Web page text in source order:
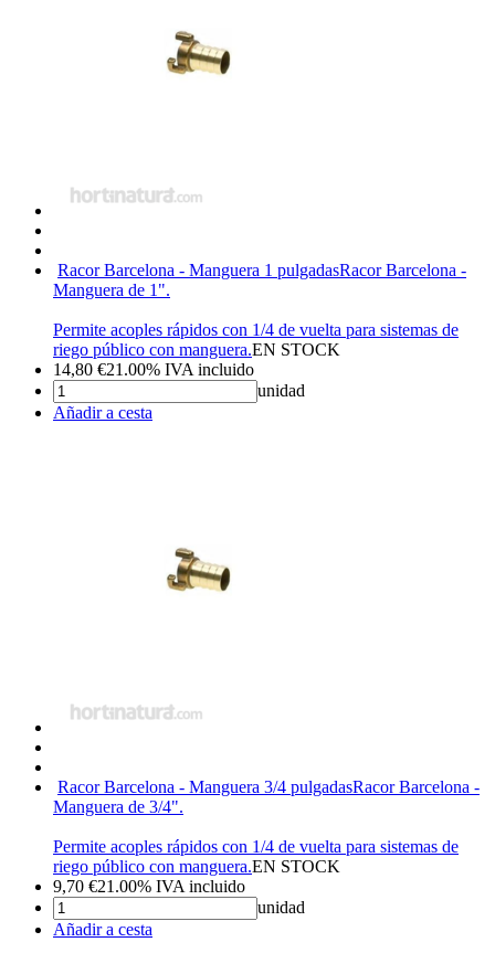
Racor Barcelona - Manguera 1 pulgadasRacor Barcelona -
Manguera de 1".
Permite acoples rápidos con 1/4 de vuelta para sistemas de
riego público con manguera.EN STOCK
14,80 €21.00% IVA incluido
unidad
Añadir a cesta
Racor Barcelona - Manguera 3/4 pulgadasRacor Barcelona -
Manguera de 3/4".
Permite acoples rápidos con 1/4 de vuelta para sistemas de
riego público con manguera.EN STOCK
9,70 €21.00% IVA incluido
unidad
Añadir a cesta